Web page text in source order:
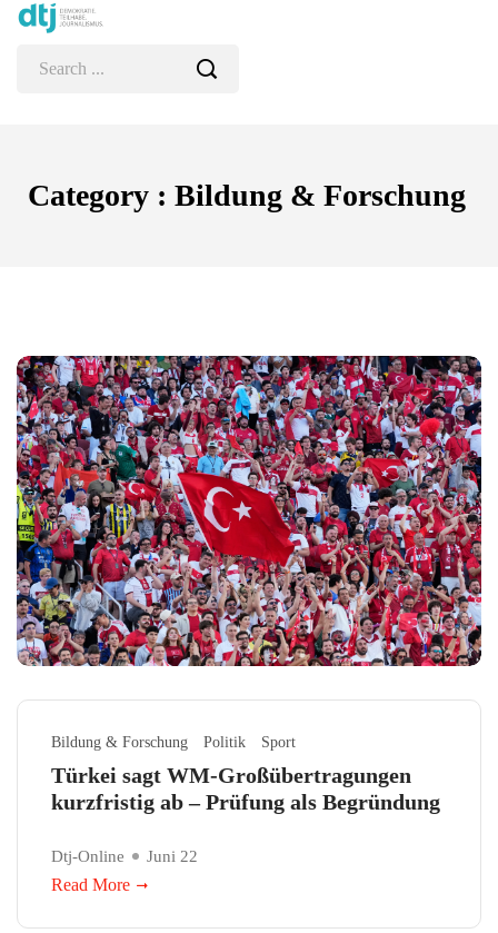
Category : Bildung & Forschung
Bildung & Forschung Politik Sport
Türkei sagt WM-Großübertragungen
kurzfristig ab – Prüfung als Begründung
Dtj-Online Juni 22
Read More